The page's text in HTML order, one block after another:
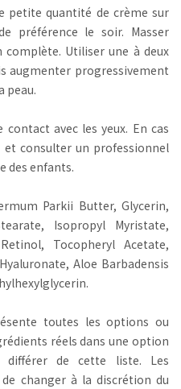
petite quantité de crème sur
préférence le soir. Masser
Utiliser une à deux
augmenter progressivement
peau.
contact avec les yeux. En cas
consulter un professionnel
des enfants.
Parkii Butter, Glycerin,
Isopropyl Myristate,
Tocopheryl Acetate,
Aloe Barbadensis
toutes les options ou
réels dans une option
différer de cette liste. Les
changer à la discrétion du